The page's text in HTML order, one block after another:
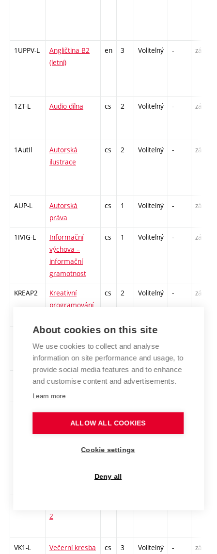
1UPPV-L
Angličtina B2
(letní)
en 3 Volitelný - zá,zk
1ZT-L Audio dílna cs 2 Volitelný - zá
1AutIl
Autorská
ilustrace
cs 2 Volitelný - zá
AUP-L
Autorská
práva
cs 1 Volitelný - zá
1IVIG-L
Informační
výchova –
informační
gramotnost
cs 1 Volitelný - zá
KREAP2
Kreativní
programování
cs 2 Volitelný - zá
1MaUDe
Materialita a
udržitelnost v
designu
cs 2 Volitelný
1PeUM4
Performanční
cs 2 Volitelný -
MUUM
Textil jako
nástroj
společenských
cs 3 Volitelný -
2
VK1-L Večerní kresba cs 3 Volitelný - zá,zk
About cookies on this site
We use cookies to collect and analyse
information on site performance and usage, to
provide social media features and to enhance
and customise content and advertisements.
Learn more
ALLOW ALL COOKIES
Cookie settings
Deny all